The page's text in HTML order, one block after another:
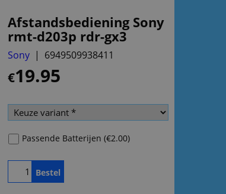
Afstandsbediening Sony
rmt-d203p rdr-gx3
Sony 6949509938411
€19.95
Passende Batterijen (€2.00)
Bestel